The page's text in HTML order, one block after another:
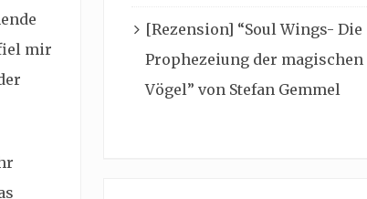
mir
[Rezension] “Soul Wings- Die
Prophezeiung der magischen
Vögel” von Stefan Gemmel